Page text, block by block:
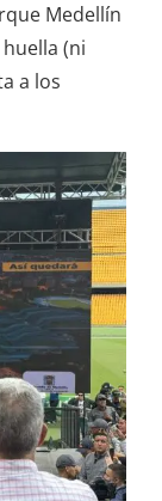
Medellín
(ni
a los